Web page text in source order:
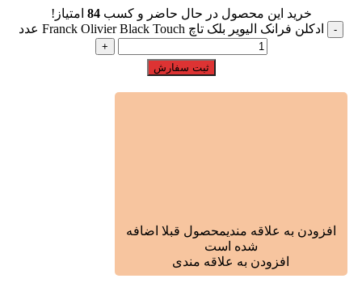
خرید این محصول در حال حاضر و کسب84 امتیاز!
ادکلن فرانک الیویر بلک تاچ Franck Olivier Black Touch عدد
ثبت سفارش
افزودن به علاقه مندیمحصول قبلا اضافه
شده است
افزودن به علاقه مندی